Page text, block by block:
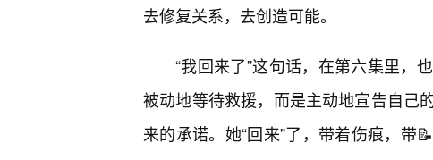
去修复关系，去创造可能。
“我回来了”这句话，在第六集里，
被动地等待救援，而是主动地宣告自己
来的承诺。她“回来”了，带着伤痕，带